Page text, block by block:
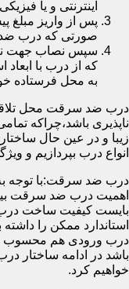
اینترنتی و یا
پس از واریز مبلغ
صورتی که درب
سپس نصاب جهت
که از درب با ابعاد
به محل فرستاده
درب ضد سرقت محل
ناپذیری باشد،چراکه
زیبا و در عین حال
انواع درب بپردازیم و
درب ضد سرقت:با توجه
اهمیت درب ضد سرقت
بایست کیفیت ساخت درب
استاندارد ممکن را
درب ورودی هم محسوب
باشد در ادامه ساختار
خواهیم کرد.